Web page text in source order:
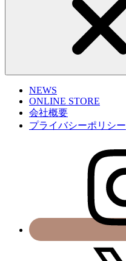
NEWS
ONLINE STORE
会社概要
プライバシーポリシー